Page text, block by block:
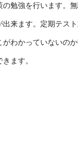
勉強を行います。
来ます。定期テス
わかっていないの
ます。